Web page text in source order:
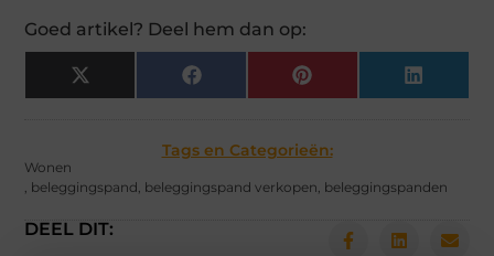
Goed artikel? Deel hem dan op:
X
(Twitter)
Facebook Pinterest LinkedIn
Tags en Categorieën:
Wonen
, beleggingspand, beleggingspand verkopen, beleggingspanden
DEEL DIT: